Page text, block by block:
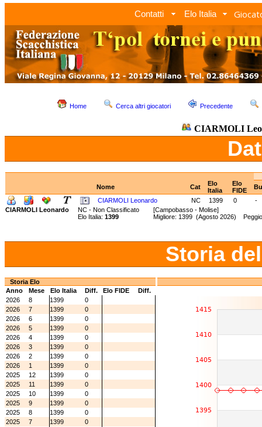
Contatti Elo Italia
Home Cerca altri giocatori Precedente
CIARMOLI
Nome Cat
Elo
Italia
Elo
FIDE
CIARMOLI Leonardo
NC 1399 0
-
CIARMOLI Leonardo
NC - Non Classificato [Campobasso - Molise]
Elo Italia: 1399 Migliore: 1399 (Agosto 2026)
Storia
Storia Elo
Anno
Mese Elo Italia Diff. Elo FIDE
Diff.
2026
8 1399
0
2026
7 1399
0
2026
6 1399
0
2026
5 1399
0
2026
4 1399
0
2026
3 1399
0
2026
2 1399
0
2026
1 1399
0
2025
12 1399
0
2025
11 1399
0
2025
10 1399
0
2025
9 1399
0
2025
8 1399
0
2025
7 1399
0